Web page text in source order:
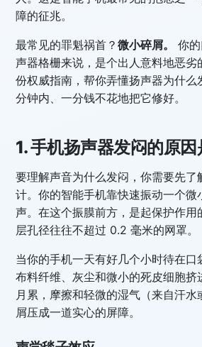
障的征兆。
最常见的罪魁祸首？ 微小碎屑。
你
声器格栅来说，是个出人意料地恶劣
份权威指南，帮你弄懂扬声器为什么
分钟内、一分钱不花地把它修好。
1. 手机扬声器发闷的原因
要理解声音为什么发闷，你需要先了
计。你的智能手机靠快速振动一个微
声。在这个振膜前方，是起保护作
层孔径往往不超过 0.2 毫米的网罩。
当你的手机一天有好几个小时待在口
布料纤维、灰尘和微小的死皮细胞挤
月累，摩擦和轻微的湿气（来自汗
屑压成一道实心的屏障。